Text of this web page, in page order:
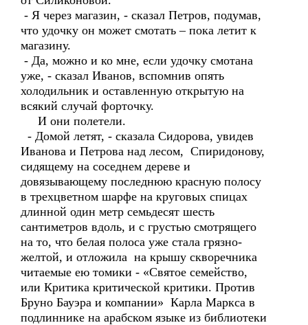
- Я через магазин, - сказал Петров, подумав,
что удочку он может смотать – пока летит к
магазину.
- Да, можно и ко мне, если удочку смотана
уже, - сказал Иванов, вспомнив опять
холодильник и оставленную открытую на
всякий случай форточку.
И они полетели.
- Домой летят, - сказала Сидорова, увидев
Иванова и Петрова над лесом, Спиридонову,
сидящему на соседнем дереве и
довязывающему последнюю красную полосу
в трехцветном шарфе на круговых спицах
длинной один метр семьдесят шесть
сантиметров вдоль, и с грустью смотрящего
на то, что белая полоса уже стала грязно-
желтой, и отложила на крышу скворечника
читаемые ею томики - «Святое семейство,
или Критика критической критики. Против
Бруно Бауэра и компании» Карла Маркса в
подлиннике на арабском языке из библиотеки